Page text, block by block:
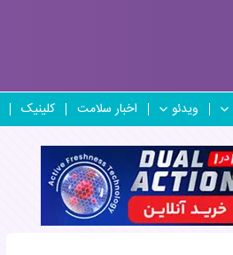
ویدئو اخبار سلامت کلینیک